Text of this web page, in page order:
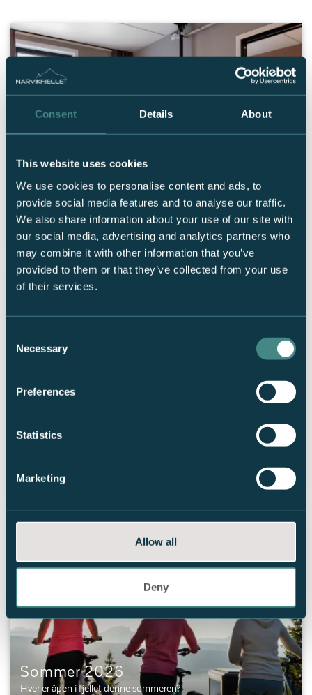
Consent Details About
This website uses cookies
We use cookies to personalise content and ads, to
provide social media features and to analyse our traffic.
We also share information about your use of our site with
our social media, advertising and analytics partners who
may combine it with other information that you’ve
provided to them or that they’ve collected from your use
of their services.
Selection
Necessary
Preferences
Statistics
Marketing
Allow all
Deny
Basecamp Narvik
romkategori og bestill i dag.
Book overnatting
Book din glasshytte allerede nå! Midnattssol, panoramautsikt og
kompakt luksus!
Sommer 2026
Hver er åpen i fjellet denne sommeren?